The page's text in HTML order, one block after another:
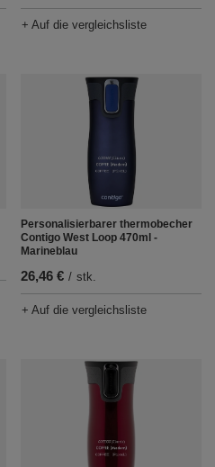
+ Auf die vergleichsliste
Personalisierbarer thermobecher
Contigo West Loop 470ml -
Marineblau
26,46 € / stk.
+ Auf die vergleichsliste